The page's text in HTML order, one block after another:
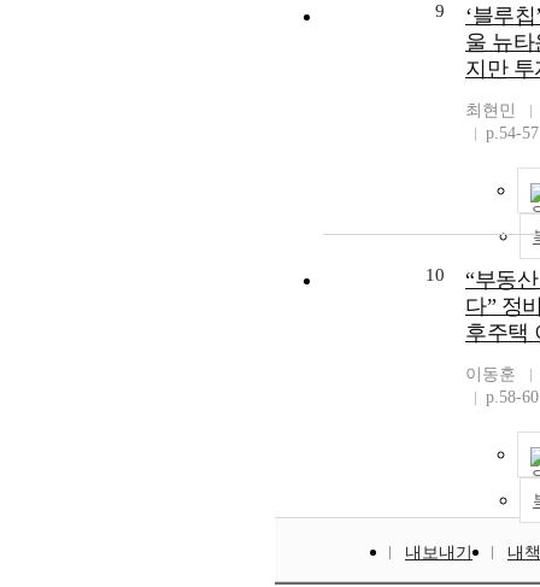
9
‘블루
울 뉴
지만 투
최현민
p.54-57
10
“부동
다” 정
후주택
이동훈
p.58-60
내보내기 내